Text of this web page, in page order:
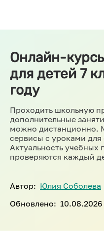
Онлайн-
для детей 7
году
Проходить школьную
дополнительные
можно дистанционно.
сервисы с уроками
Актуальность учебных
проверяются каждый
Автор: Юлия Соболева
Обновлено: 10.08.2026